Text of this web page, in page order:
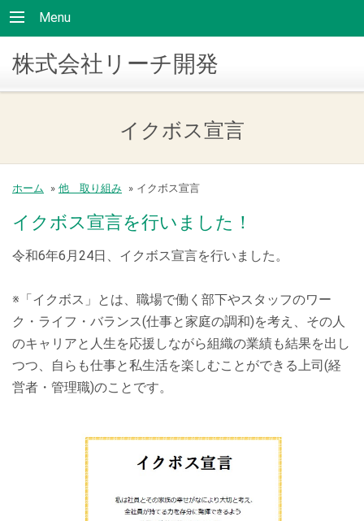
Menu
株式会社リーチ開発
イクボス宣言
ホーム » 他 取り組み » イクボス宣言
イクボス宣言を行いました！
令和6年6月24日、イクボス宣言を行いました。
※「イクボス」とは、職場で働く部下やスタッフのワー
ク・ライフ・バランス(仕事と家庭の調和)を考え、その人
のキャリアと人生を応援しながら組織の業績も結果を出し
つつ、自らも仕事と私生活を楽しむことができる上司(経
営者・管理職)のことです。